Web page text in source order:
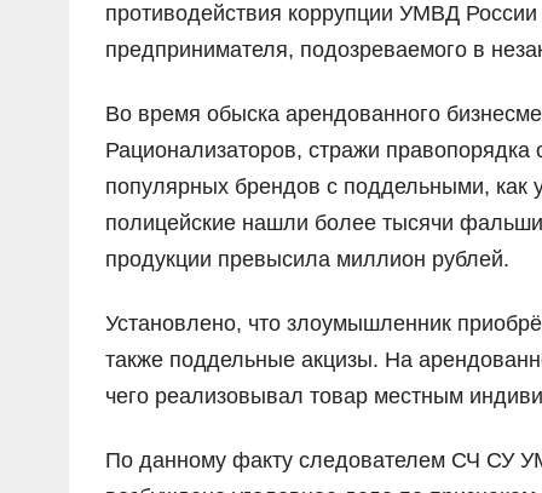
противодействия коррупции УМВД России
предпринимателя, подозреваемого в
Во время обыска арендованного
Рационализаторов, стражи
популярных брендов с поддельными, как
полицейские нашли более тысячи
продукции превысила миллион рублей.
Установлено, что злоумышленник
также поддельные акцизы. На
чего реализовывал товар местным
По данному факту следователем СЧ СУ